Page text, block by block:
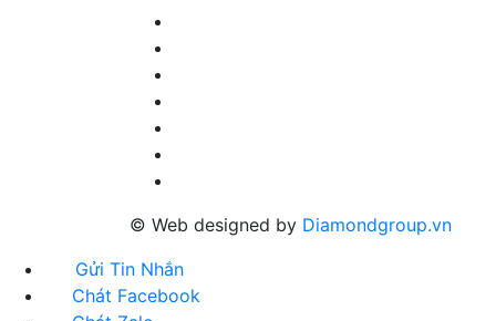
© Web designed by Diamondgroup.vn
Gửi Tin Nhắn
Chát Facebook